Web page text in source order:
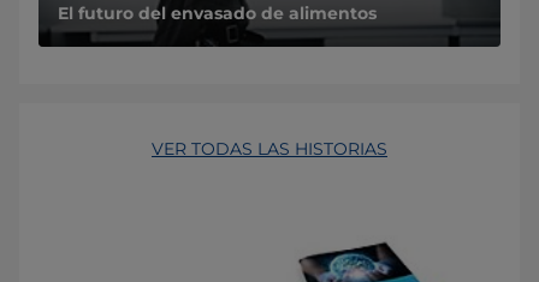
El futuro del envasado de alimentos
VER TODAS LAS HISTORIAS